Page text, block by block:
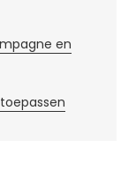
en